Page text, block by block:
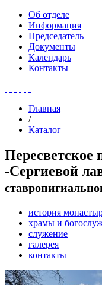
Об отделе
Информация
Председатель
Документы
Календарь
Контакты
Главная
/
Каталог
Пересветское
-Сергиевой
история
храмы и
служение
галерея
контакты